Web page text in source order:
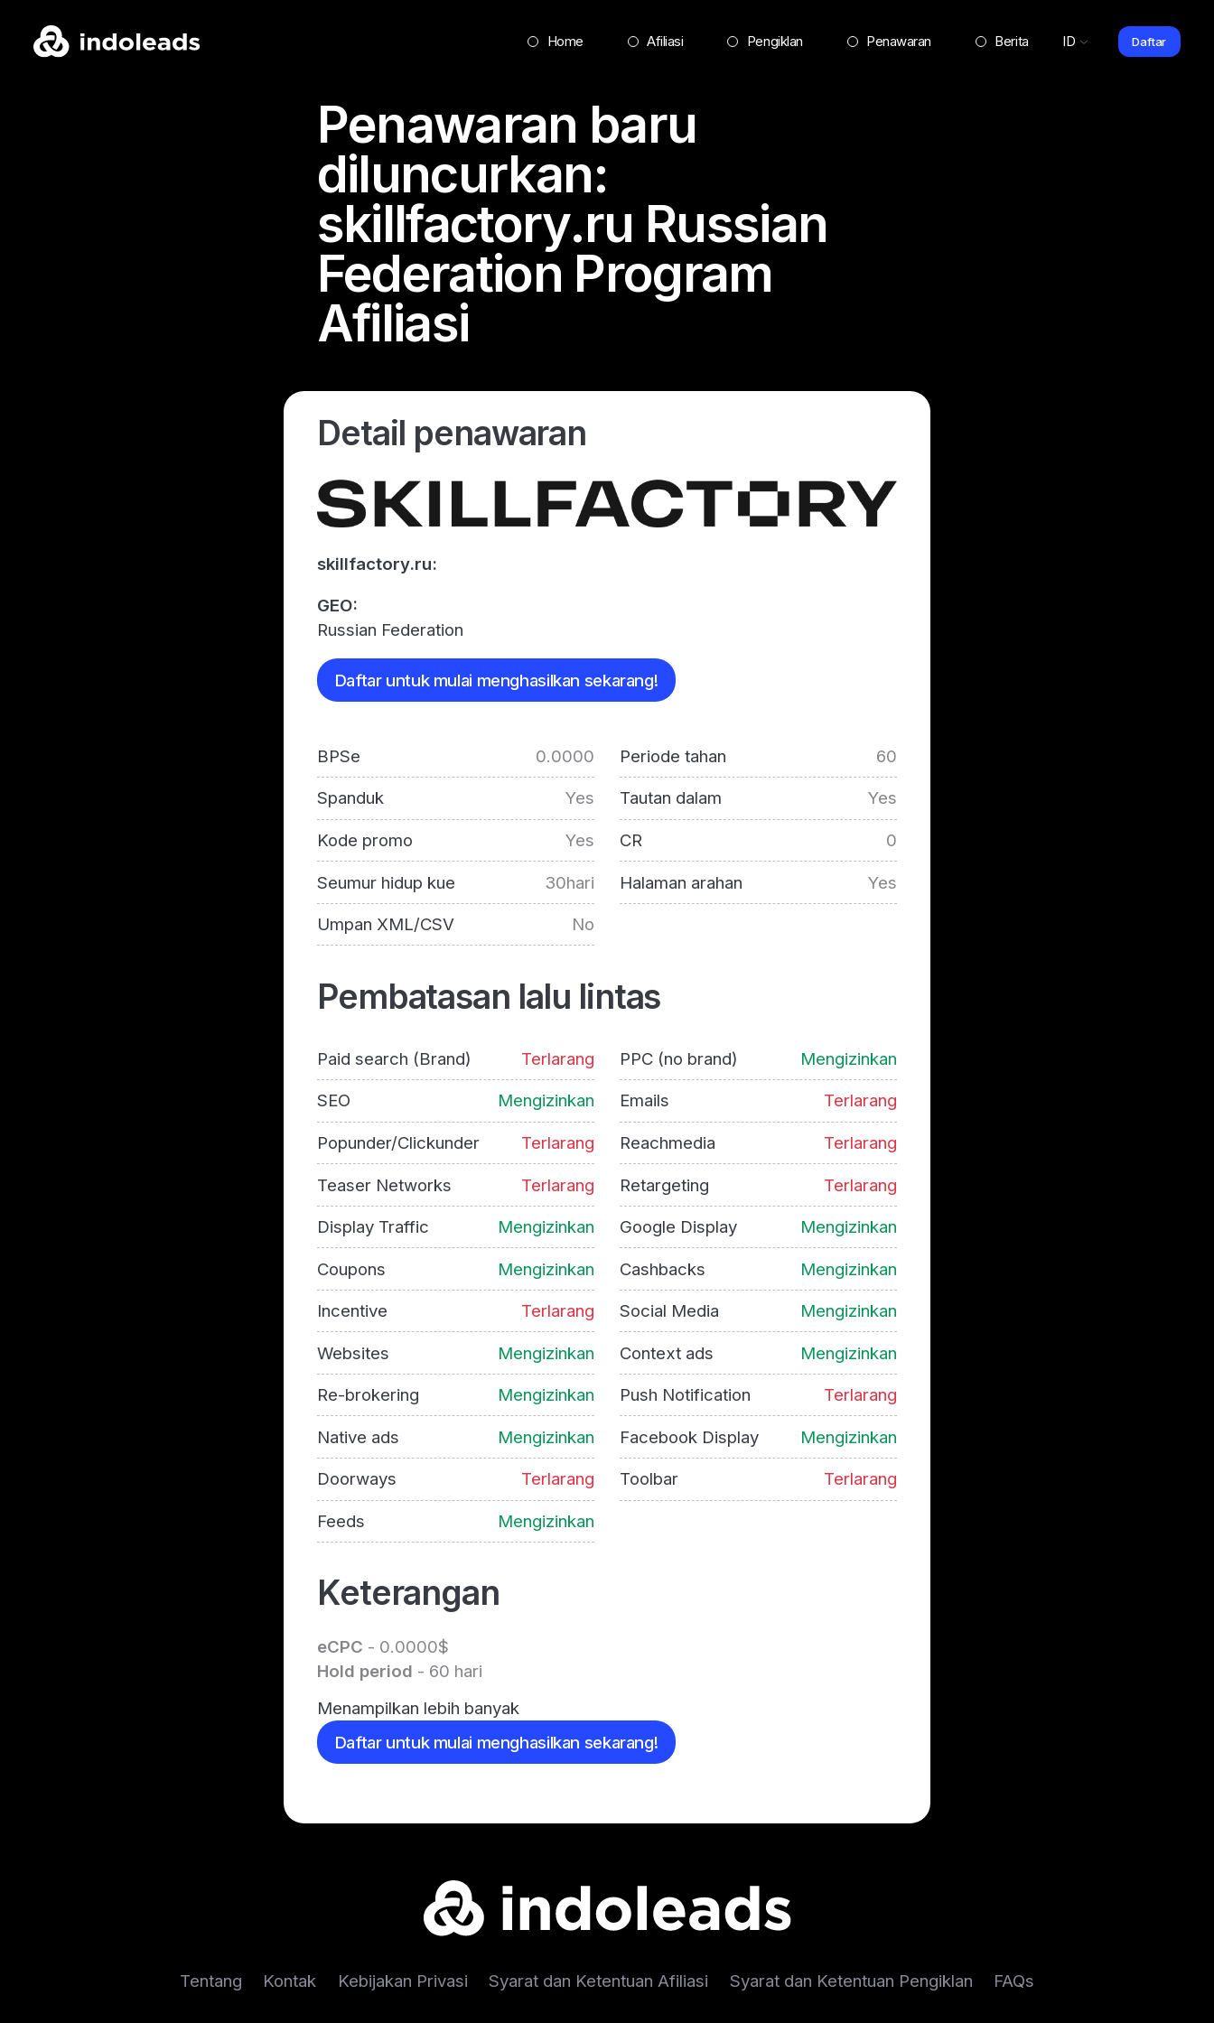
Home Afiliasi Pengiklan Penawaran Berita ID Daftar
Penawaran baru
diluncurkan:
skillfactory.ru Russian
Federation Program
Afiliasi
Detail penawaran
skillfactory.ru:
GEO:
Russian Federation
Daftar untuk mulai menghasilkan sekarang!
BPSe 0.0000 Periode tahan 60
Spanduk Yes Tautan dalam Yes
Kode promo Yes CR 0
Seumur hidup kue 30hari Halaman arahan Yes
Umpan XML/CSV No
Pembatasan lalu lintas
Paid search (Brand) Terlarang PPC (no brand) Mengizinkan
SEO Mengizinkan Emails Terlarang
Popunder/Clickunder Terlarang Reachmedia Terlarang
Teaser Networks Terlarang Retargeting Terlarang
Display Traffic Mengizinkan Google Display Mengizinkan
Coupons Mengizinkan Cashbacks Mengizinkan
Incentive Terlarang Social Media Mengizinkan
Websites Mengizinkan Context ads Mengizinkan
Re-brokering Mengizinkan Push Notification Terlarang
Native ads Mengizinkan Facebook Display Mengizinkan
Doorways Terlarang Toolbar Terlarang
Feeds Mengizinkan
Keterangan
eCPC - 0.0000$
Hold period - 60 hari
Menampilkan lebih banyak
Daftar untuk mulai menghasilkan sekarang!
Tentang Kontak Kebijakan Privasi Syarat dan Ketentuan Afiliasi Syarat dan Ketentuan Pengiklan FAQs